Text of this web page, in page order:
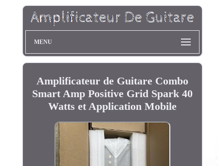
MENU
Amplificateur de Guitare Combo
Smart Amp Positive Grid Spark 40
Watts et Application Mobile